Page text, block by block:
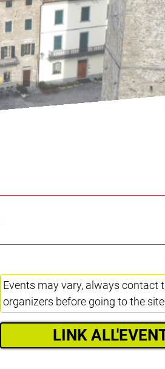
Events may vary, always contact
organizers before going to the
LINK